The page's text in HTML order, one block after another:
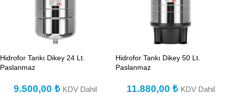
Hidrofor Tankı Dikey 24 Lt.
Paslanmaz
9.500,00 ₺ KDV Dahil
Hidrofor Tankı Dikey 50 Lt.
Paslanmaz
11.880,00 ₺ KDV Dahil